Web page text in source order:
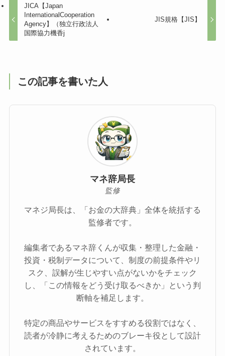
JICA【Japan
InternationalCooperation
Agency】（独立行政法人
国際協力機香j
JIS規格【JIS】
この記事を書いた人
マネ辞局長
監修
マネジ局長は、「お金の大辞典」全体を統括する
監修者です。
編集者であるマネ辞くんが収集・整理した金融・
投資・税制データについて、制度の前提条件やリ
スク、誤解が生じやすい点がないかをチェック
し、「この情報をどう受け取るべきか」という判
断軸を補足します。
特定の商品やサービスをすすめる役割ではなく、
読者が冷静に考えるためのブレーキ役として設計
されています。